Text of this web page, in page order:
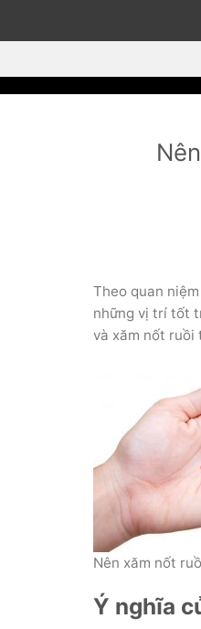
Theo quan
những vị trí tốt
và xăm nốt ruồi
Nên xăm nốt
Ý nghĩa